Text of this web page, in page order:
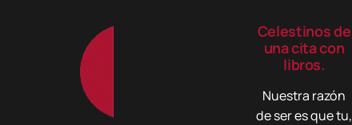
Celestinos de
una cita con
libros.
Nuestra razón
de ser es que tu,